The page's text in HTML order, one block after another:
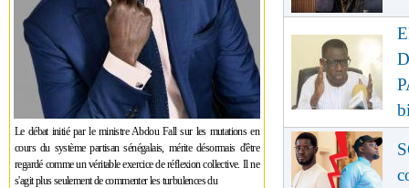
Le débat initié par le ministre Abdou Fall sur les mutations en
cours du système partisan sénégalais, mérite désormais d'être
regardé comme un véritable exercice de réflexion collective. Il ne
s'agit plus seulement de commenter les turbulences du